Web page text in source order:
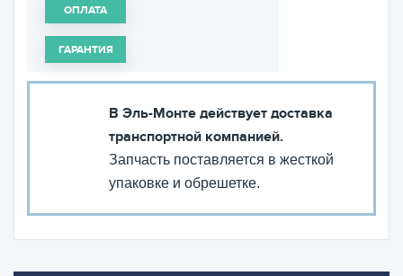
ОПЛАТА
ГАРАНТИЯ
В Эль-Монте действует доставка
транспортной компанией.
Запчасть поставляется в жесткой
упаковке и обрешетке.